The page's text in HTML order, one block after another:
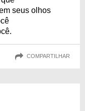
seus olhos
COMPARTILHAR